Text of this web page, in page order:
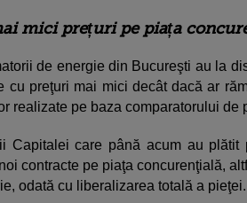
mici prețuri pe piața
de energie din Bucureşti au la
cu preţuri mai mici decât dacă ar
realizate pe baza comparatorului de
Capitalei care până acum au plătit
contracte pe piaţa concurenţială,
odată cu liberalizarea totală a pieţei.